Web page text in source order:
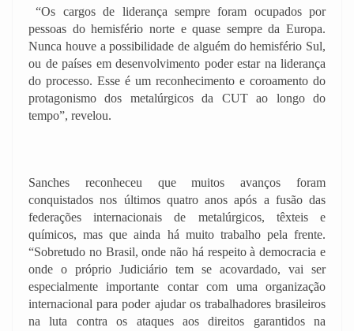
“Os cargos de liderança sempre foram ocupados por
pessoas do hemisfério norte e quase sempre da Europa.
Nunca houve a possibilidade de alguém do hemisfério Sul,
ou de países em desenvolvimento poder estar na liderança
do processo. Esse é um reconhecimento e coroamento do
protagonismo dos metalúrgicos da CUT ao longo do
tempo”, revelou.
Sanches reconheceu que muitos avanços foram
conquistados nos últimos quatro anos após a fusão das
federações internacionais de metalúrgicos, têxteis e
químicos, mas que ainda há muito trabalho pela frente.
“Sobretudo no Brasil, onde não há respeito à democracia e
onde o próprio Judiciário tem se acovardado, vai ser
especialmente importante contar com uma organização
internacional para poder ajudar os trabalhadores brasileiros
na luta contra os ataques aos direitos garantidos na